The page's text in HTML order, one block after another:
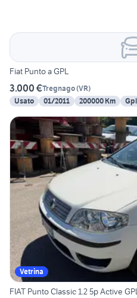
Fiat Punto a GPL
3.000 €Tregnago(VR)
Usato
01/2011 200000 Km Gpl
Vetrina
FIAT Punto Classic 1.2 5p Active